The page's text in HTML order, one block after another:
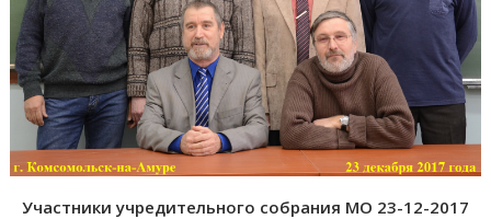
Участники учредительного собрания МО 23-12-2017